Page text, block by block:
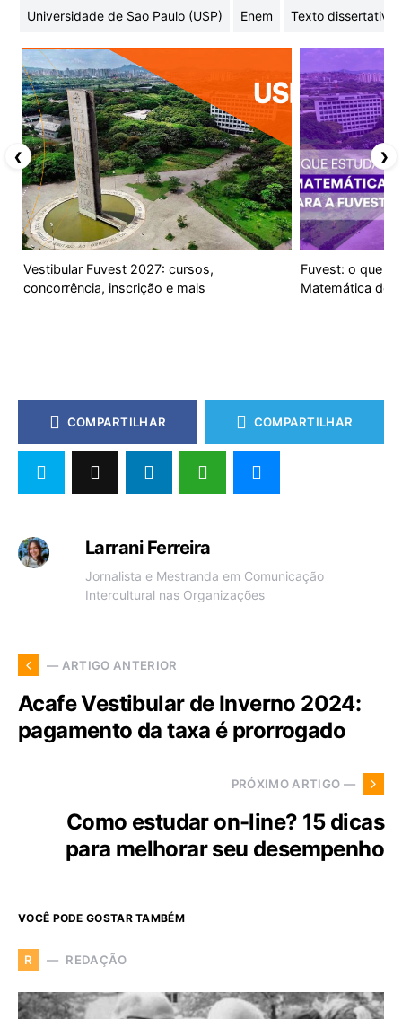
Universidade de Sao Paulo (USP) Enem Texto dissertativo
Vestibular Fuvest 2027: cursos,
concorrência, inscrição e mais
Fuvest: o que
Matemática do
❮ ❯
COMPARTILHAR COMPARTILHAR
Larrani Ferreira
Jornalista e Mestranda em Comunicação
Intercultural nas Organizações
— ARTIGO ANTERIOR
Acafe Vestibular de Inverno 2024:
pagamento da taxa é prorrogado
PRÓXIMO ARTIGO —
Como estudar on-line? 15 dicas
para melhorar seu desempenho
VOCÊ PODE GOSTAR TAMBÉM
R REDAÇÃO